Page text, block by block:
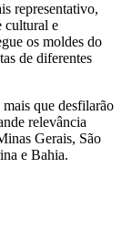
representativo,
cultural e
os moldes do
de diferentes
que desfilarão
relevância
Gerais, São
e Bahia.